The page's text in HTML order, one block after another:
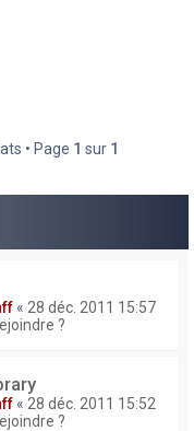
e
• Page 1 sur 1
« 28 déc. 2011 15:57
?
« 28 déc. 2011 15:52
?